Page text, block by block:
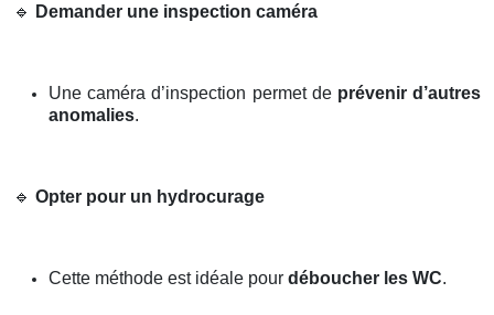
🔹 Demander une inspection caméra
Une caméra d’inspection permet de prévenir d’autres
anomalies.
🔹 Opter pour un hydrocurage
Cette méthode est idéale pour déboucher les WC.